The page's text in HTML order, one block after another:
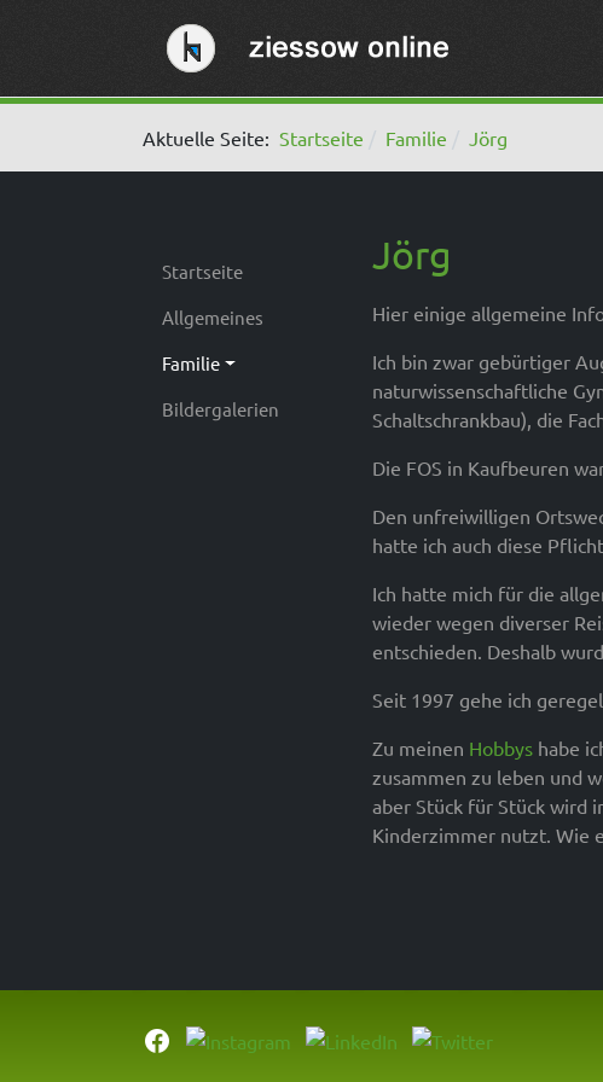
Aktuelle Seite: Startseite Familie Jörg
Jörg
Hier einige allgemeine
Ich bin zwar gebürtiger
naturwissenschaftliche
Schaltschrankbau), die
Die FOS in Kaufbeuren
Den unfreiwilligen
hatte ich auch diese
Ich hatte mich für die
wieder wegen diverser
entschieden. Deshalb
Seit 1997 gehe ich
Zu meinen Hobbys habe
zusammen zu leben und
aber Stück für Stück wird
Kinderzimmer nutzt. Wie
Startseite
Allgemeines
Familie
Bildergalerien